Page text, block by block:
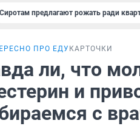
Сиротам предлагают рожать ради
ПРО ЕДУ КАРТОЧКИ
ли, что
и
с